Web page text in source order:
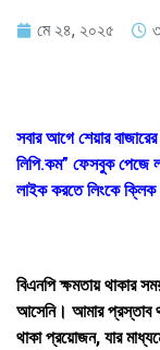
মে ২৪, ২০২৫
সবার আগে শেয়ার
লিপি.কম” ফেসবুক পেজে
লাইক করতে লিংকে
বিএনপি ক্ষমতায় থাকার
আসেনি। আমার প্রস্তাব
থাকা প্রয়োজন, যার